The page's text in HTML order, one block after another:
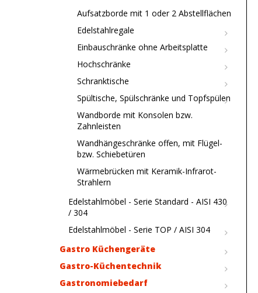
Aufsatzborde mit 1 oder 2 Abstellflächen
Edelstahlregale
Einbauschränke ohne Arbeitsplatte
Hochschränke
Schranktische
Spültische, Spülschränke und Topfspülen
Wandborde mit Konsolen bzw.
Zahnleisten
Wandhängeschränke offen, mit Flügel-
bzw. Schiebetüren
Wärmebrücken mit Keramik-Infrarot-
Strahlern
Edelstahlmöbel - Serie Standard - AISI 430
/ 304
Edelstahlmöbel - Serie TOP / AISI 304
Gastro Küchengeräte
Gastro-Küchentechnik
Gastronomiebedarf